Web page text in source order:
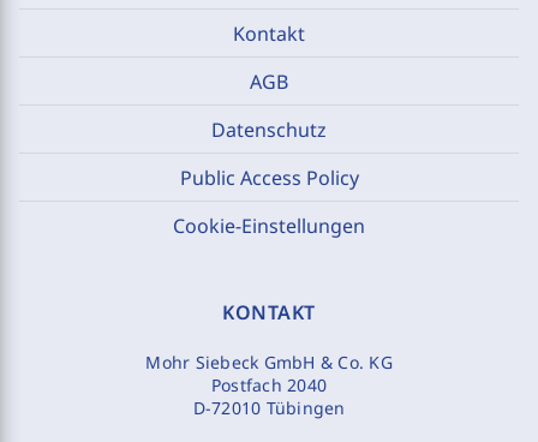
Kontakt
AGB
Datenschutz
Public Access Policy
Cookie-Einstellungen
KONTAKT
Mohr Siebeck GmbH & Co. KG
Postfach 2040
D-72010 Tübingen